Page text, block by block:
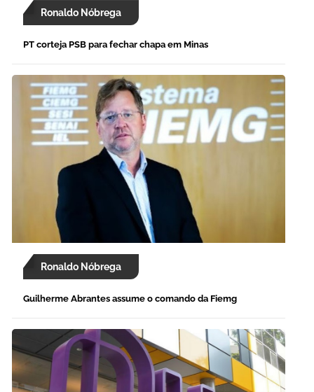
Ronaldo Nóbrega
PT corteja PSB para fechar chapa em Minas
Ronaldo Nóbrega
Guilherme Abrantes assume o comando da Fiemg